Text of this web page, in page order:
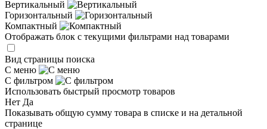
Вертикальный
Горизонтальный
Компактный
Отображать блок с текущими фильтрами над товарами
Вид страницы поиска
С меню
С фильтром
Использовать быстрый просмотр товаров
Нет Да
Показывать общую сумму товара в списке и на детальной
странице